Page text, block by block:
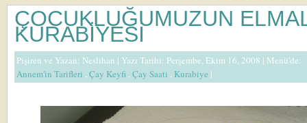
ÇOCUKLUĞUMUZUN
KURABİYESİ
Pişiren ve Yazan: Neslihan | Yazı Tarihi: Perşembe, Ekim 16, 2008 | Menü'de:
Annem'in Tarifleri ,Çay Keyfi ,Çay Saati , Kurabiye |